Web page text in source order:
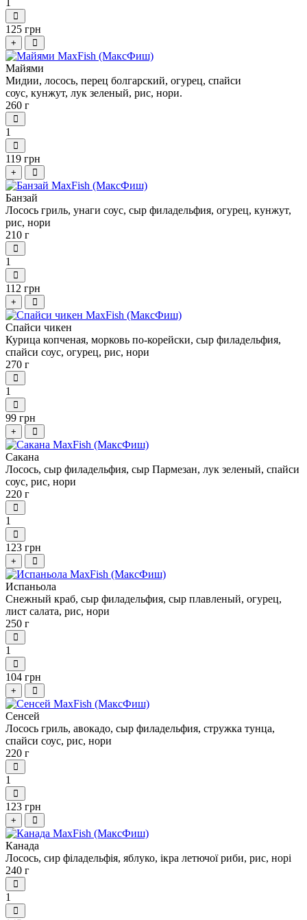
125 грн
+
Майями
Мидии, лосось, перец болгарский, огурец, спайси
соус, кунжут, лук зеленый, рис, нори.
260 г
1
119 грн
+
Банзай
Лосось гриль, унаги соус, сыр филадельфия, огурец, кунжут,
рис, нори
210 г
1
112 грн
+
Спайси чикен
Курица копченая, морковь по-корейски, сыр филадельфия,
спайси соус, огурец, рис, нори
270 г
1
99 грн
+
Сакана
Лосось, сыр филадельфия, сыр Пармезан, лук зеленый, спайси
соус, рис, нори
220 г
1
123 грн
+
Испаньола
Снежный краб, сыр филадельфия, сыр плавленый, огурец,
лист салата, рис, нори
250 г
1
104 грн
+
Сенсей
Лосось гриль, авокадо, сыр филадельфия, стружка тунца,
спайси соус, рис, нори
220 г
1
123 грн
+
Канада
Лосось, сир філадельфія, яблуко, ікра летючої риби, рис, норі
240 г
1